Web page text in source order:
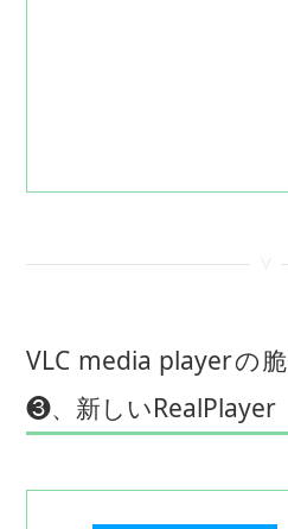
VLC media playerの
❸、新しいRealPlayer